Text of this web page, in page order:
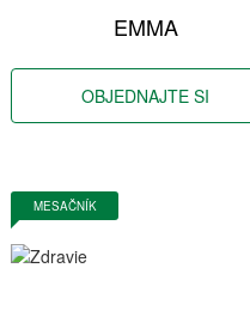
EMMA
OBJEDNAJTE SI
MESAČNÍK